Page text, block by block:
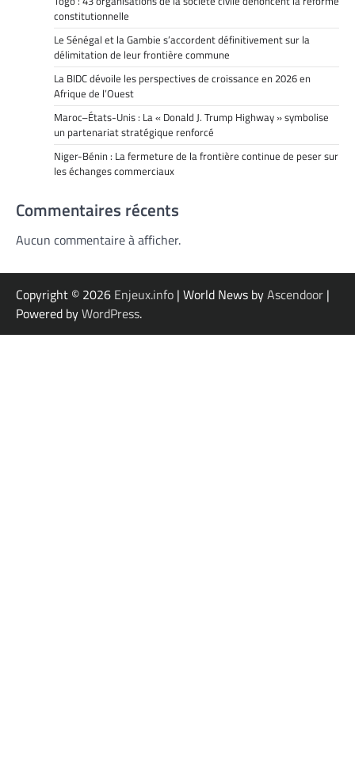
constitutionnelle
Le Sénégal et la Gambie s’accordent définitivement sur la
délimitation de leur frontière commune
La BIDC dévoile les perspectives de croissance en 2026 en
Afrique de l’Ouest
Maroc–États-Unis : La « Donald J. Trump Highway » symbolise
un partenariat stratégique renforcé
Niger-Bénin : La fermeture de la frontière continue de peser sur
les échanges commerciaux
Commentaires récents
Aucun commentaire à afficher.
Copyright © 2026 Enjeux.info | World News byAscendoor |
Powered byWordPress.